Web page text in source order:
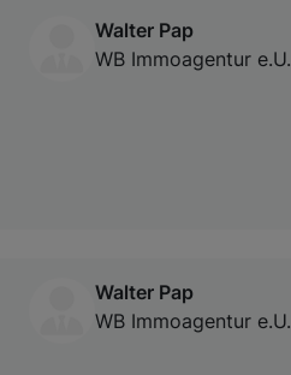
Walter Pap
WB Immoagentur e.U.
Walter Pap
WB Immoagentur e.U.